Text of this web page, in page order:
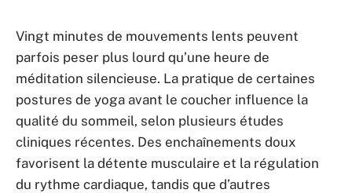
Vingt minutes de mouvements lents peuvent
parfois peser plus lourd qu’une heure de
méditation silencieuse. La pratique de certaines
postures de yoga avant le coucher influence la
qualité du sommeil, selon plusieurs études
cliniques récentes. Des enchaînements doux
favorisent la détente musculaire et la régulation
du rythme cardiaque, tandis que d’autres